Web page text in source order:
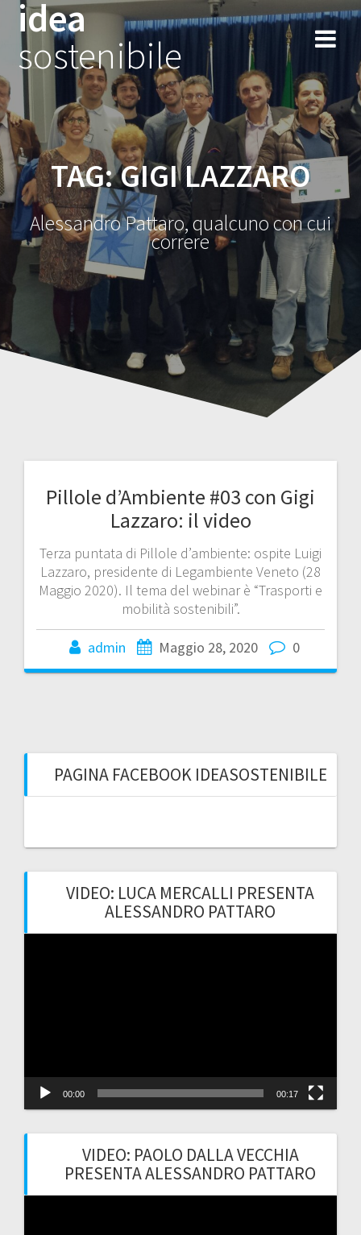
Salta
al
contenuto
idea
sostenibile
TAG:GIGI LAZZARO
Alessandro Pattaro, qualcuno con cui
correre
Pillole d’Ambiente #03 con Gigi
Lazzaro: il video
Terza puntata di Pillole d’ambiente: ospite Luigi
Lazzaro, presidente di Legambiente Veneto (28
Maggio 2020). Il tema del webinar è “Trasporti e
mobilità sostenibili”.
admin Maggio 28, 2020 0
PAGINA FACEBOOK IDEASOSTENIBILE
VIDEO: LUCA MERCALLI PRESENTA
ALESSANDRO PATTARO
00:00 00:17
VIDEO: PAOLO DALLA VECCHIA
PRESENTA ALESSANDRO PATTARO